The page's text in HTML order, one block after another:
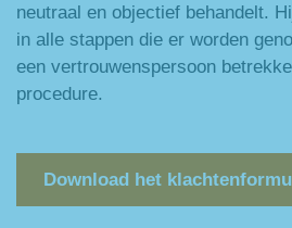
neutraal en objectief behandelt.
in alle stappen die er worden
een vertrouwenspersoon
procedure.
Download het